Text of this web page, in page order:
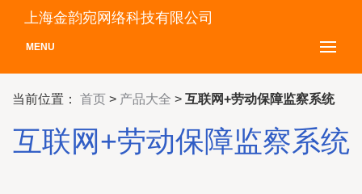
上海金韵宛网络科技有限公司
MENU
当前位置： 首页 > 产品大全 > 互联网+劳动保障监察系统
互联网+劳动保障监察系统